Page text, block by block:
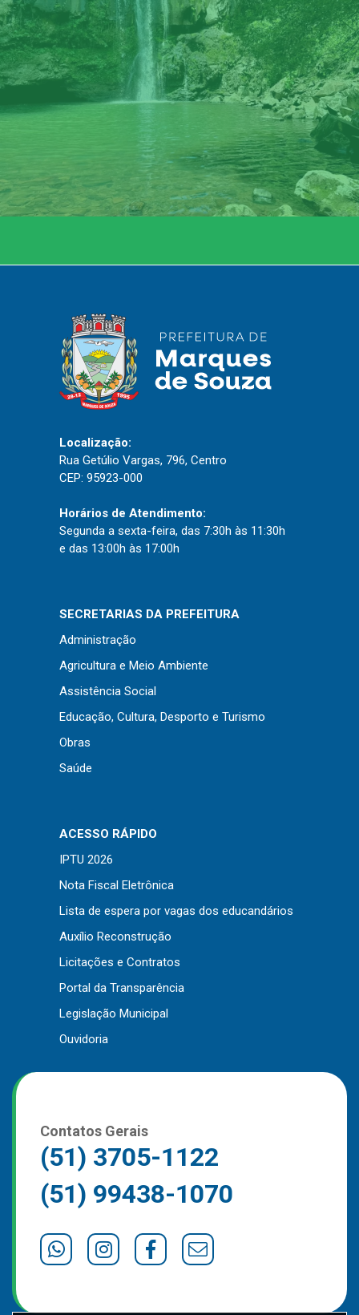
Localização:
Rua Getúlio Vargas, 796, Centro
CEP: 95923-000
Horários de Atendimento:
Segunda a sexta-feira, das 7:30h às 11:30h
e das 13:00h às 17:00h
SECRETARIAS DA PREFEITURA
Administração
Agricultura e Meio Ambiente
Assistência Social
Educação, Cultura, Desporto e Turismo
Obras
Saúde
ACESSO RÁPIDO
IPTU 2026
Nota Fiscal Eletrônica
Lista de espera por vagas dos educandários
Auxílio Reconstrução
Licitações e Contratos
Portal da Transparência
Legislação Municipal
Ouvidoria
Contatos Gerais
(51) 3705-1122
(51) 99438-1070